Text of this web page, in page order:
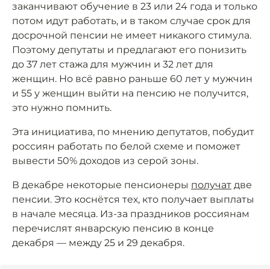
заканчивают обучение в 23 или 24 года и только
потом идут работать, и в таком случае срок для
досрочной пенсии не имеет никакого стимула.
Поэтому депутаты и предлагают его понизить
до 37 лет стажа для мужчин и 32 лет для
женщин. Но всё равно раньше 60 лет у мужчин
и 55 у женщин выйти на пенсию не получится,
это нужно помнить.
Эта инициатива, по мнению депутатов, побудит
россиян работать по белой схеме и поможет
вывести 50% доходов из серой зоны.
В декабре некоторые пенсионеры получат две
пенсии. Это коснётся тех, кто получает выплаты
в начале месяца. Из-за праздников россиянам
перечислят январскую пенсию в конце
декабря — между 25 и 29 декабря.